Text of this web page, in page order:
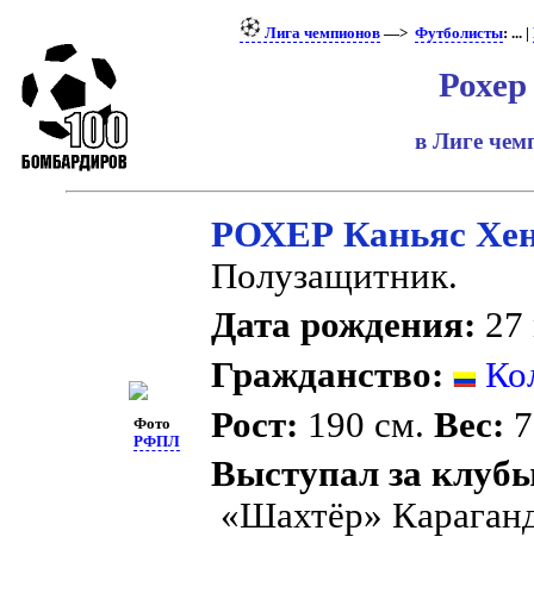
Лига чемпионов—> Футболисты: ... |
в Лиге
Фото
РФПЛ
РОХЕР Каньяс
Полузащитник.
Дата рождения: 27
Гражданство:
Рост: 190 см. Вес:
Выступал за
«Шахтёр»